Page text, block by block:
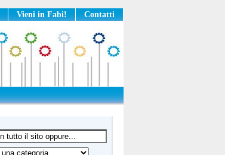
Contatti
Vieni in Fabi!